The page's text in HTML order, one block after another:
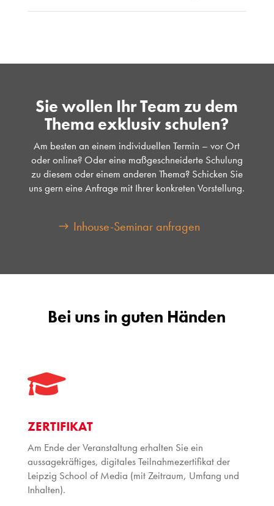
Sie wollen Ihr Team zu dem
Thema exklusiv schulen?
Am besten an einem individuellen Termin – vor Ort
oder online? Oder eine maßgeschneiderte Schulung
zu diesem oder einem anderen Thema? Schicken Sie
uns gern eine Anfrage mit Ihrer konkreten Vorstellung.
Inhouse-Seminar anfragen
Bei uns in guten Händen

ZERTIFIKAT
Am Ende der Veranstaltung erhalten Sie ein
aussagekräftiges, digitales Teilnahmezertifikat der
Leipzig School of Media (mit Zeitraum, Umfang und
Inhalten).